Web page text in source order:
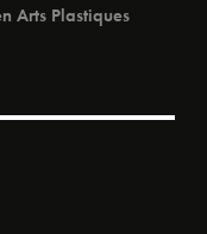
Arts Plastiques